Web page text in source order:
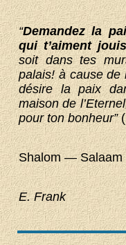
“Demandez la
qui t’aiment
soit dans tes
palais! à cause de
désire la paix
maison de
pour ton bonheur”
Shalom — Salaam
E. Frank